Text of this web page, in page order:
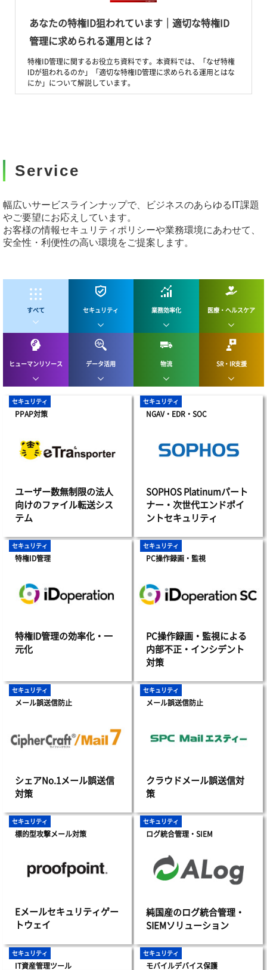
あなたの特権ID狙われています｜適切な特権ID
管理に求められる運用とは？
特権ID管理に関するお役立ち資料です。本資料では、「なぜ特権
IDが狙われるのか」「適切な特権ID管理に求められる運用とはな
にか」について解説しています。
Service
幅広いサービスラインナップで、ビジネスのあらゆるIT課題
やご要望にお応えしています。
お客様の情報セキュリティポリシーや業務環境にあわせて、
安全性・利便性の高い環境をご提案します。
すべて セキュリティ 業務効率化 医療・ヘルスケア
ヒューマンリソース データ活用 物流 SR・IR支援
セキュリティ
PPAP対策
ユーザー数無制限の法人
向けのファイル転送シス
テム
セキュリティ
NGAV・EDR・SOC
SOPHOS Platinumパート
ナー・次世代エンドポイ
ントセキュリティ
セキュリティ
特権ID管理
特権ID管理の効率化・一
元化
セキュリティ
PC操作録画・監視
PC操作録画・監視による
内部不正・インシデント
対策
セキュリティ
メール誤送信防止
シェアNo.1メール誤送信
対策
セキュリティ
メール誤送信防止
クラウドメール誤送信対
策
セキュリティ
標的型攻撃メール対策
Eメールセキュリティゲー
トウェイ
セキュリティ
ログ統合管理・SIEM
純国産のログ統合管理・
SIEMソリューション
セキュリティ
IT資産管理ツール
セキュリティ
モバイルデバイス保護